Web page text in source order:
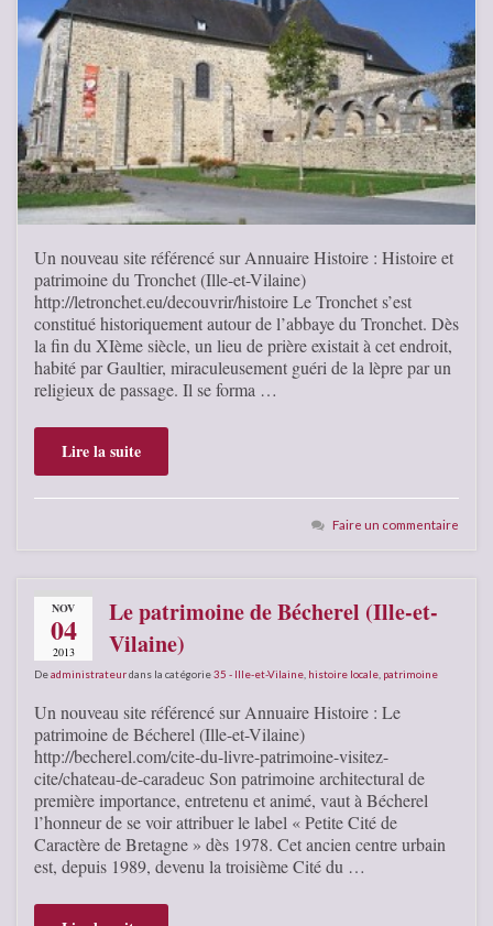
Un nouveau site référencé sur Annuaire Histoire : Histoire et
patrimoine du Tronchet (Ille-et-Vilaine)
http://letronchet.eu/decouvrir/histoire Le Tronchet s’est
constitué historiquement autour de l’abbaye du Tronchet. Dès
la fin du XIème siècle, un lieu de prière existait à cet endroit,
habité par Gaultier, miraculeusement guéri de la lèpre par un
religieux de passage. Il se forma …
Lire la suite
Faire un commentaire
NOV
04
2013
Le patrimoine de Bécherel (Ille-et-
Vilaine)
Deadministrateurdans la catégorie35 - Ille-et-Vilaine histoire locale patrimoine
Un nouveau site référencé sur Annuaire Histoire : Le
patrimoine de Bécherel (Ille-et-Vilaine)
http://becherel.com/cite-du-livre-patrimoine-visitez-
cite/chateau-de-caradeuc Son patrimoine architectural de
première importance, entretenu et animé, vaut à Bécherel
l’honneur de se voir attribuer le label « Petite Cité de
Caractère de Bretagne » dès 1978. Cet ancien centre urbain
est, depuis 1989, devenu la troisième Cité du …